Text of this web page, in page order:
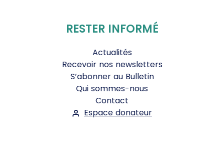
RESTER INFORMÉ
Actualités
Recevoir nos newsletters
S’abonner au Bulletin
Qui sommes-nous
Contact
Espace donateur